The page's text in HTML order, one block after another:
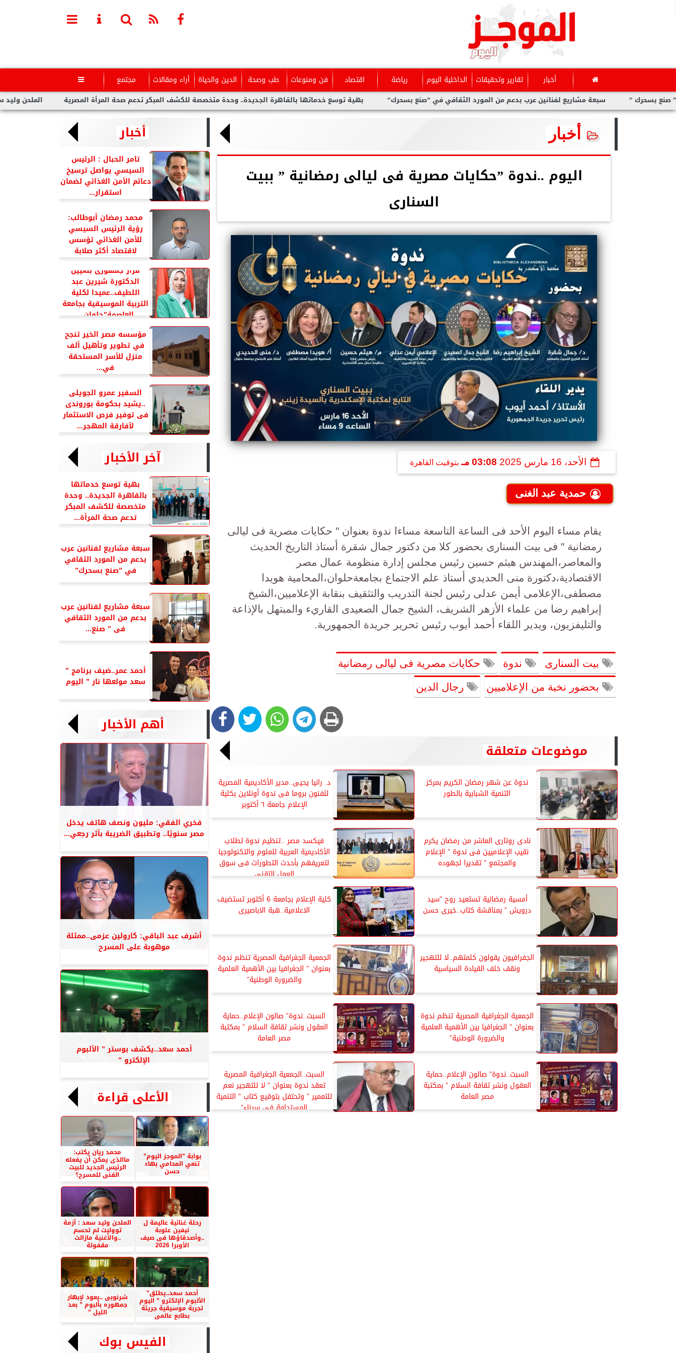
أخبار تقارير وتحقيقات الداخلية اليوم رياضة اقتصاد فن ومنوعات طب وصحة الدين والحياة أراء ومقالات مجتمع 
الملحن وليد سعد : بهية توسع خدماتها بالقاهرة الجديدة.. وحدة متخصصة للكشف المبكر تدعم صحة المرأة المصرية سبعة مشاريع لفنانين عرب بدعم من المورد الثقافي في ”صنع بسحرك” ”
أخبار
اليوم ..ندوة ”حكايات مصرية فى ليالى رمضانية ” ببيت
السنارى
الأحد، 16 مارس 2025 03:08 مـ بتوقيت القاهرة
حمدية عبد الغنى
يقام مساء اليوم الأحد فى الساعة التاسعة مساءا ندوة بعنوان " حكايات مصرية فى ليالى
رمضانية " فى بيت السنارى بحضور كلا من دكتور جمال شقرة أستاذ التاريخ الحديث
والمعاصر،المهندس هيثم حسين رئيس مجلس إدارة منظومة عمال مصر
الاقتصادية،دكتورة منى الحديدي أستاذ علم الاجتماع بجامعةحلوان،المحامية هويدا
مصطفى،الإعلامى أيمن عدلى رئيس لجنة التدريب والتثقيف بنقابة الإعلاميين،الشيخ
إبراهيم رضا من علماء الأزهر الشريف، الشيخ جمال الصعيدى القاريء والمبتهل بالإذاعة
والتليفزيون، ويدير اللقاء أحمد أيوب رئيس تحرير جريدة الجمهورية.
بيت السنارى ندوة حكايات مصرية فى ليالى رمضانية
بحضور نخبة من الإعلاميين رجال الدين
موضوعات متعلقة
ندوة عن شهر رمضان الكريم بمركز
التنمية الشبابية بالطور
د. رانيا يحيى..مدير الأكاديمية المصرية
للفنون بروما فى ندوة أونلاين بكلية
الإعلام جامعة ٦ أكتوبر
نادى روتارى العاشر من رمضان يكرم
نقيب الإعلاميين فى ندوة ” الإعلام
والمجتمع ” تقديرا لجهوده
فيكسد مصر ..تنظيم ندوة لطلاب
الأكاديمية العربية للعلوم والتكنولوجيا
لتعريفهم بأحدث التطورات فى سوق
العمل التقنى
أمسية رمضانية تستعيد روح ”سيد
درويش ” بمناقشة كتاب..خيرى حسن
كلية الإعلام بجامعة 6 أكتوبر تستضيف
الاعلامية..هبة الاباصيرى
الجفرافيون يقولون كلمتهم..لا للتهجير
ونقف خلف القيادة السياسية
الجمعية الجغرافية المصرية تنظم ندوة
بعنوان ” الجغرافيا بين الأهمية العلمية
والضرورة الوطنية”
الجمعية الجغرافية المصرية تنظم ندوة
بعنوان ” الجغرافيا بين الأهمية العلمية
والضرورة الوطنية”
السبت..ندوة” صالون الإعلام..حماية
العقول ونشر ثقافة السلام ” بمكتبة
مصر العامة
السبت..ندوة” صالون الإعلام..حماية
العقول ونشر ثقافة السلام ” بمكتبة
مصر العامة
السبت..الجمعية الجغرافية المصرية
تعقد ندوة بعنوان ” لا للتهجير نعم
للتعمير ” وتحتفل بتوقيع كتاب ” التنمية
المستدامة فى سيناء”
أخبار
تامر الحبال : الرئيس
السيسي يواصل ترسيخ
دعائم الأمن الغذائي لضمان
استقرار...
محمد رمضان أبوطالب:
رؤية الرئيس السيسي
للأمن الغذائي تؤسس
لاقتصاد أكثر صلابة
قرار جمهورى بتعيين
الدكتورة شيرين عبد
اللطيف..عميدا لكلية
التربية الموسيقية بجامعة
العاصمة”حلوان...
مؤسسه مصر الخير تنجح
في تطوير وتأهيل ألف
منزل للأسر المستحقة
في...
السفير عمرو الجويلى
..يشيد بحكومة بوروندى
فى توفير فرص الاستثمار
لآفارقة المهجر...
آخر الأخبار
بهية توسع خدماتها
بالقاهرة الجديدة.. وحدة
متخصصة للكشف المبكر
تدعم صحة المرأة...
سبعة مشاريع لفنانين عرب
بدعم من المورد الثقافي
في ”صنع بسحرك”
سبعة مشاريع لفنانين عرب
بدعم من المورد الثقافي
فى ” صنع...
أحمد عمر..ضيف برنامج ”
سعد مولعها نار ” اليوم
أهم الأخبار
فخري الفقي: مليون ونصف هاتف يدخل
مصر سنويًا.. وتطبيق الضريبة بأثر رجعي...
أشرف عبد الباقي: كارولين عزمى..ممثلة
موهوبة على المسرح
أحمد سعد..يكشف بوستر ” الألبوم
الإلكترو ”
الأعلى قراءة
بوابة ”الموجز اليوم”
تنعي المحامي بهاء
حسن
محمد ريان يكتب:
ماالذى يمكن أن يفعله
الرئيس الجديد للبيت
الفنى للمسرح؟
رحلة غنائية عاليمة ل
نيفين علوبة
..وأصدقاؤها فى صيف
الأوبرا 2026
الملحن وليد سعد : أزمة
تووليت لم تحسم
..والأغنية مازالت
مقفولة
أحمد سعد..يطلق”
الألبوم الإلكترو ” اليوم
تجربة موسيقية جريئة
بطابع عالمى
شرنوبى ..يعود لإبهار
جمهوره بألبوم ” بعد
الليل ”
الفيس بوك